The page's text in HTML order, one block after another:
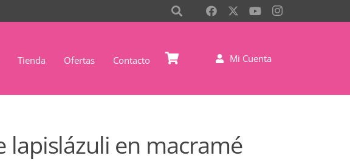
Tienda Ofertas Contacto Mi Cuenta
lapislázuli en macramé